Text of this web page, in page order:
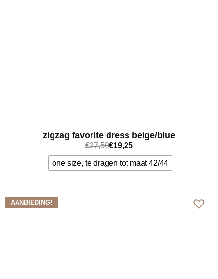
zigzag favorite dress beige/blue
€27,50€19,25
one size, te dragen tot maat 42/44
AANBIEDING!